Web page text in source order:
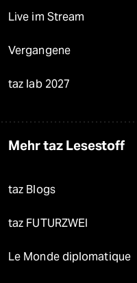
Live im Stream
Vergangene
taz lab 2027
Mehr taz Lesestoff
taz Blogs
taz FUTURZWEI
Le Monde diplomatique